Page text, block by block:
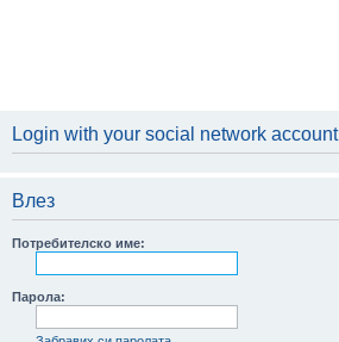
Login with your social network account
Влез
Потребителско име:
Парола: